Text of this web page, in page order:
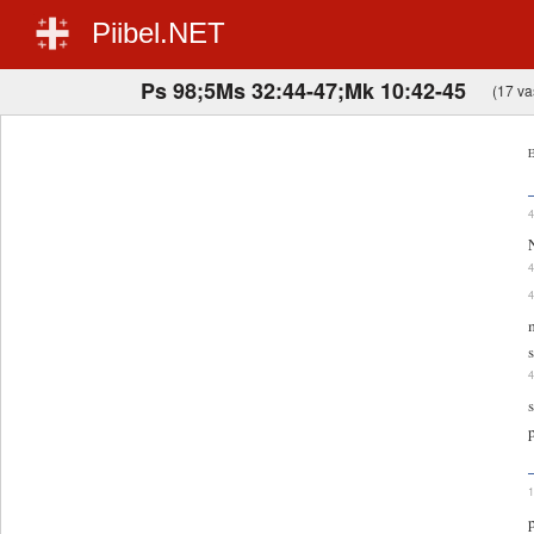
Piibel.NET
Ps 98;5Ms 32:44-47;Mk 10:42-45 (17
1